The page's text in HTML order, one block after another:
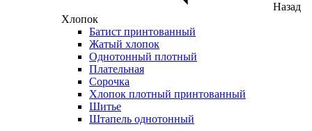
Назад
Хлопок
Батист принтованный
Жатый хлопок
Однотонный плотный
Плательная
Сорочка
Хлопок плотный принтованный
Шитье
Штапель однотонный